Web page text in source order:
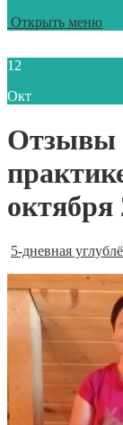
Открыть меню
12
Окт
Отзывы
октября
5-дневная